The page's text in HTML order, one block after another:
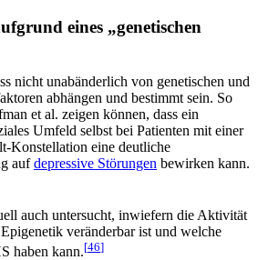
eines „genetischen
nicht unabänderlich von genetischen und
abhängen und bestimmt sein. So
et al. zeigen können, dass ein
Umfeld selbst bei Patienten mit einer
Konstellation eine deutliche
aufdepressive Störungen bewirken kann.
auch untersucht, inwiefern die Aktivität
veränderbar ist und welche
haben kann.[46]